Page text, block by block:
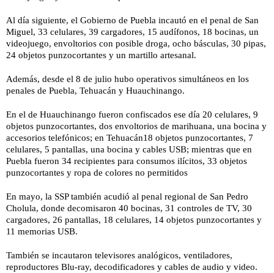
Al día siguiente, el Gobierno de Puebla incautó en el penal de San
Miguel, 33 celulares, 39 cargadores, 15 audífonos, 18 bocinas, un
videojuego, envoltorios con posible droga, ocho básculas, 30 pipas,
24 objetos punzocortantes y un martillo artesanal.
Además, desde el 8 de julio hubo operativos simultáneos en los
penales de Puebla, Tehuacán y Huauchinango.
En el de Huauchinango fueron confiscados ese día 20 celulares, 9
objetos punzocortantes, dos envoltorios de marihuana, una bocina y
accesorios telefónicos; en Tehuacán18 objetos punzocortantes, 7
celulares, 5 pantallas, una bocina y cables USB; mientras que en
Puebla fueron 34 recipientes para consumos ilícitos, 33 objetos
punzocortantes y ropa de colores no permitidos
En mayo, la SSP también acudió al penal regional de San Pedro
Cholula, donde decomisaron 40 bocinas, 31 controles de TV, 30
cargadores, 26 pantallas, 18 celulares, 14 objetos punzocortantes y
11 memorias USB.
También se incautaron televisores analógicos, ventiladores,
reproductores Blu-ray, decodificadores y cables de audio y video.